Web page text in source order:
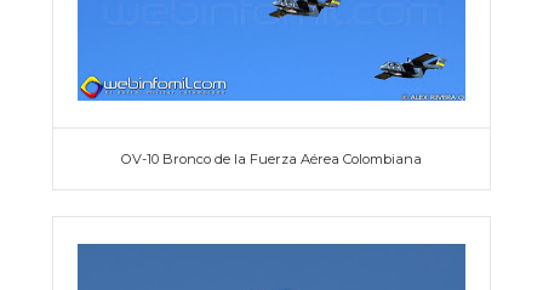
OV-10 Bronco de la Fuerza Aérea Colombiana